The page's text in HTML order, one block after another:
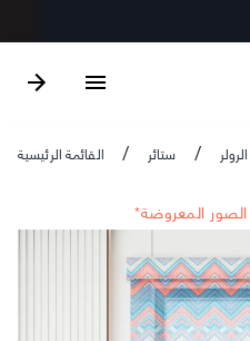
القائمة الرئيسية / ستائر /
المعروضة